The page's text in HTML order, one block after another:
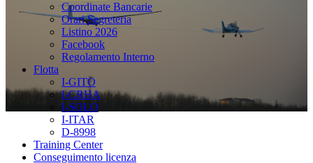
Coordinate Bancarie
Orari Segreteria
Listino 2026
Facebook
Regolamento Interno
Flotta
I-GITO
I-CRHA
I-SOLO
I-ITAR
D-8998
Training Center
Conseguimento licenza